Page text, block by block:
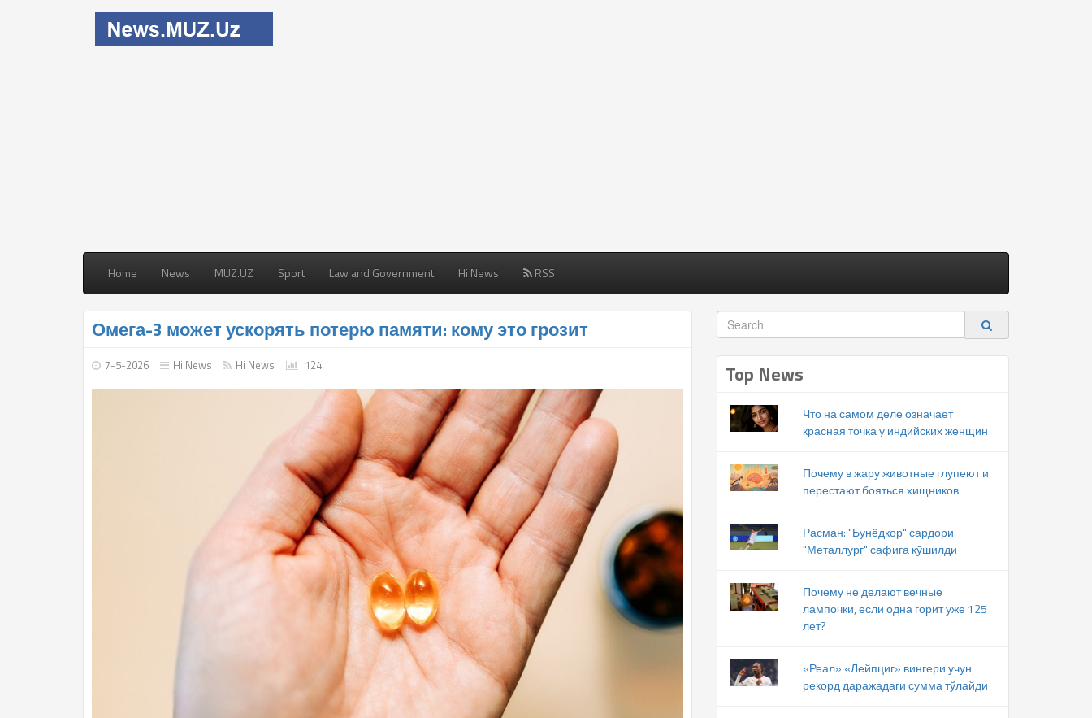
Home News MUZ.UZ Sport Law and Government Hi News RSS
Омега-3 может ускорять потерю памяти: кому это грозит
7-5-2026 Hi News Hi News 124 Top News
Что на самом деле означает
красная точка у индийских женщин
Почему в жару животные глупеют и
перестают бояться хищников
Расман: "Бунёдкор" сардори
"Металлург" сафига қўшилди
Почему не делают вечные
лампочки, если одна горит уже 125
лет?
«Реал» «Лейпциг» вингери учун
рекорд даражадаги сумма тўлайди